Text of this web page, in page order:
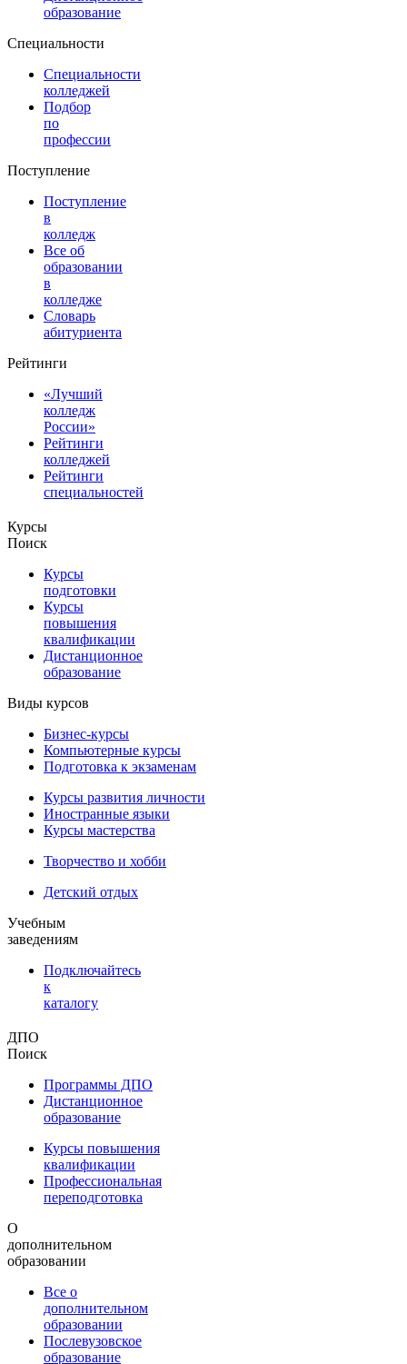
образование
Специальности
Специальности
колледжей
Подбор
по
профессии
Поступление
Поступление
в
колледж
Все об
образовании
в
колледже
Словарь
абитуриента
Рейтинги
«Лучший
колледж
России»
Рейтинги
колледжей
Рейтинги
специальностей
Курсы
Поиск
Курсы
подготовки
Курсы
повышения
квалификации
Дистанционное
образование
Виды курсов
Бизнес-курсы
Компьютерные курсы
Подготовка к экзаменам
Курсы развития личности
Иностранные языки
Курсы мастерства
Творчество и хобби
Детский отдых
Учебным
заведениям
Подключайтесь
к
каталогу
ДПО
Поиск
Программы ДПО
Дистанционное
образование
Курсы повышения
квалификации
Профессиональная
переподготовка
О
дополнительном
образовании
Все о
дополнительном
образовании
Послевузовское
образование